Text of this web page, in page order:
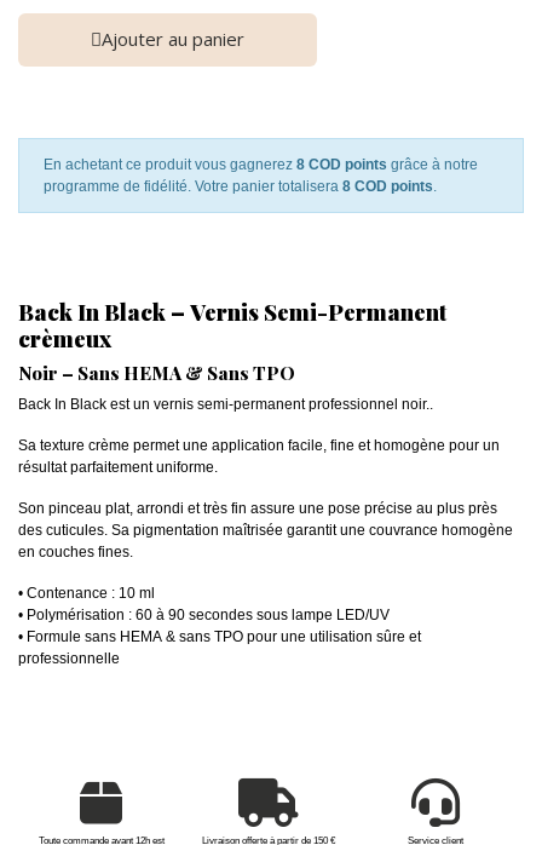
Ajouter au panier
En achetant ce produit vous gagnerez 8 COD points grâce à notre
programme de fidélité. Votre panier totalisera 8 COD points.
Back In Black – Vernis Semi-Permanent
crèmeux
Noir – Sans HEMA & Sans TPO
Back In Black est un vernis semi-permanent professionnel noir..
Sa texture crème permet une application facile, fine et homogène pour un
résultat parfaitement uniforme.
Son pinceau plat, arrondi et très fin assure une pose précise au plus près
des cuticules. Sa pigmentation maîtrisée garantit une couvrance homogène
en couches fines.
• Contenance : 10 ml
• Polymérisation : 60 à 90 secondes sous lampe LED/UV
• Formule sans HEMA & sans TPO pour une utilisation sûre et
professionnelle
Toute commande avant 12h est Livraison offerte à partir de 150 € Service client